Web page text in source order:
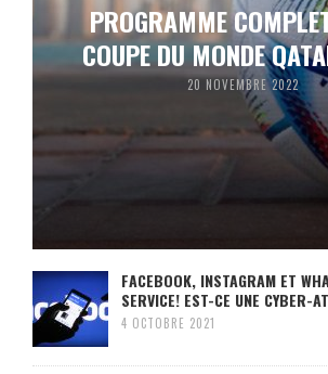
PROGRAMME
COUPE DU MONDE
20 NOVEMBRE 2022
FACEBOOK, INSTAGRAM ET
SERVICE! EST-CE UNE CYBER-
4 OCTOBRE 2021